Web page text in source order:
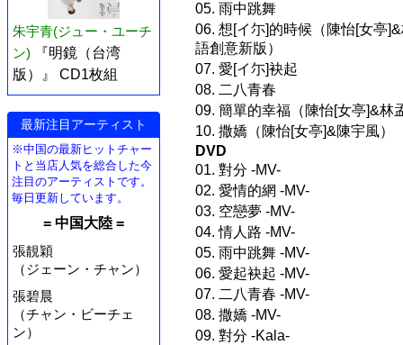
朱宇青(ジュー・ユーチ
ン)
『明鏡（台湾
版）』 CD1枚組
最新注目アーティスト
※中国の最新ヒットチャー
トと当店人気を総合した今
注目のアーティストです。
毎日更新しています。
= 中国大陸 =
張靚穎
（ジェーン・チャン）
張碧晨
（チャン・ビーチェ
ン）
05. 雨中跳舞
06. 想[イ尓]的時候（陳怡[女亭
語創意新版）
07. 愛[イ尓]袂起
08. 二八青春
09. 簡單的幸福（陳怡[女亭]&林
10. 撒嬌（陳怡[女亭]&陳宇風）
DVD
01. 對分 -MV-
02. 愛情的網 -MV-
03. 空戀夢 -MV-
04. 情人路 -MV-
05. 雨中跳舞 -MV-
06. 愛起袂起 -MV-
07. 二八青春 -MV-
08. 撒嬌 -MV-
09. 對分 -Kala-